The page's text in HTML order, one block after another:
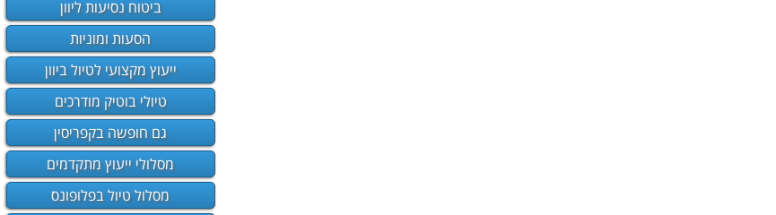
ביטוח נסיעות ליוון
הסעות ומוניות
ייעוץ מקצועי לטיול ביוון
טיולי בוטיק מודרכים
גם חופשה בקפריסין
מסלולי ייעוץ מתקדמים
מסלול טיול בפלופונס